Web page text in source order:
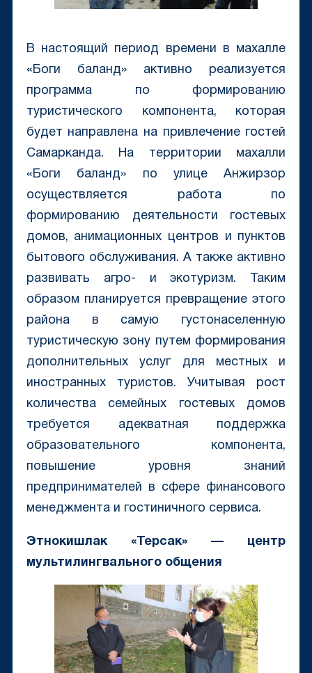
В настоящий период времени в махалле
«Боги баланд» активно реализуется
программа по формированию
туристического компонента, которая
будет направлена на привлечение гостей
Самарканда. На территории махалли
«Боги баланд» по улице Анжирзор
осуществляется работа по
формированию деятельности гостевых
домов, анимационных центров и пунктов
бытового обслуживания. А также активно
развивать агро- и экотуризм. Таким
образом планируется превращение этого
района в самую густонаселенную
туристическую зону путем формирования
дополнительных услуг для местных и
иностранных туристов. Учитывая рост
количества семейных гостевых домов
требуется адекватная поддержка
образовательного компонента,
повышение уровня знаний
предпринимателей в сфере финансового
менеджмента и гостиничного сервиса.
Этнокишлак «Терсак» — центр
мультилингвального общения